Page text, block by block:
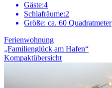
Gäste:4
Schlafräume:2
Größe: ca. 60 Quadratmeter
Ferienwohnung
„Familienglück am Hafen“
Kompaktübersicht